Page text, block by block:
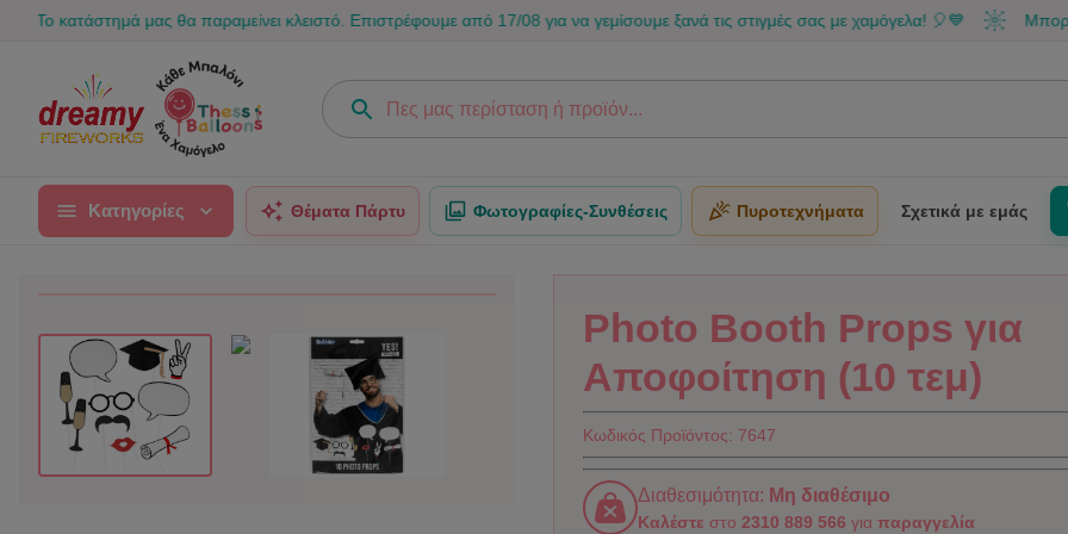
μας θα παραμείνει κλειστό. Επιστρέφουμε από 17/08 για να γεμίσουμε ξανά τις στιγμές σας με χαμόγελα! 🎈💙 Μπορείς να
Κατηγορίες Θέματα Πάρτυ Φωτογραφίες-Συνθέσεις Πυροτεχνήματα Σχετικά με εμάς
Photo Booth Props για
Αποφοίτηση (10 τεμ)
Κωδικός Προϊόντος: 7647
Διαθεσιμότητα: Μη διαθέσιμο
Καλέστε στο 2310 889 566 για παραγγελία